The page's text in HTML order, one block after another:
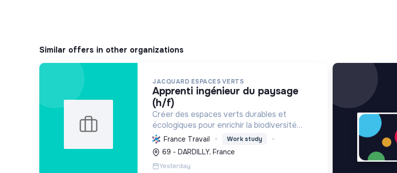
Similar offers in other organizations
JACQUARD ESPACES VERTS
apprenti ingénieur du paysage
(h/f)
Créer des espaces verts durables et
écologiques pour enrichir la biodiversité
urbaine, intégrer la nature aux bâtiments et
promouvoir des pratiques paysagères
respectueuses de l'environnement.
France Travail Work study
69 - DARDILLY, France
Yesterday